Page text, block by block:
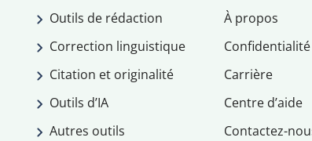
Outils de rédaction
Correction linguistique
Citation et originalité
Outils d’IA
Autres outils
À propos
Confidentialité
Carrière
Centre d’aide
Contactez-